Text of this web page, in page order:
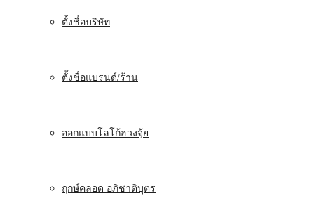
ตั้งชื่อบริษัท
ตั้งชื่อแบรนด์/ร้าน
ออกแบบโลโก้ฮวงจุ้ย
ฤกษ์คลอด อภิชาติบุตร